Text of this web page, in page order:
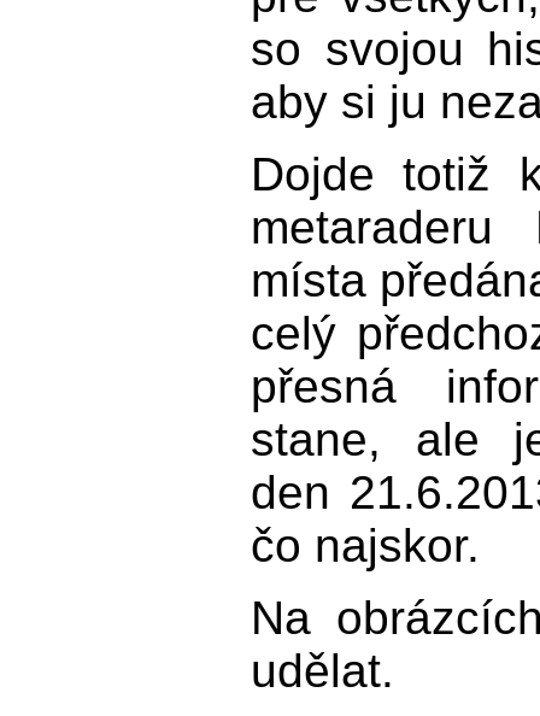
so svojou
aby si ju
Dojde totiž
místa
celý
přesná
stane, ale
den
čo najskor.
Na
udělat.